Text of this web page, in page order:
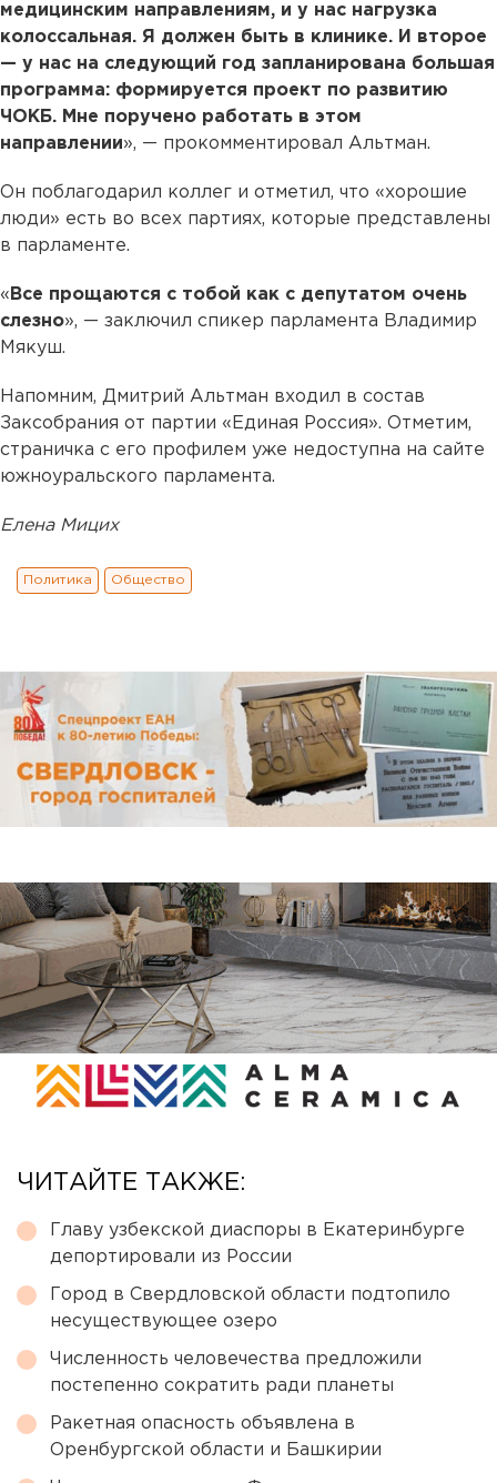
медицинским направлениям, и у нас нагрузка
колоссальная. Я должен быть в клинике. И второе
— у нас на следующий год запланирована большая
программа: формируется проект по развитию
ЧОКБ. Мне поручено работать в этом
направлении», — прокомментировал Альтман.
Он поблагодарил коллег и отметил, что «хорошие
люди» есть во всех партиях, которые представлены
в парламенте.
« Все прощаются с тобой как с депутатом очень
слезно», — заключил спикер парламента Владимир
Мякуш.
Напомним, Дмитрий Альтман входил в состав
Заксобрания от партии «Единая Россия». Отметим,
страничка с его профилем уже недоступна на сайте
южноуральского парламента.
Елена Мицих
Политика Общество
ЧИТАЙТЕ ТАКЖЕ:
Главу узбекской диаспоры в Екатеринбурге
депортировали из России
Город в Свердловской области подтопило
несуществующее озеро
Численность человечества предложили
постепенно сократить ради планеты
Ракетная опасность объявлена в
Оренбургской области и Башкирии